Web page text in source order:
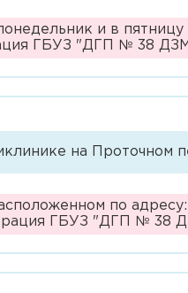
и в
ГБУЗ "ДГП № 38
на Проточном
по адресу:
ГБУЗ "ДГП № 38